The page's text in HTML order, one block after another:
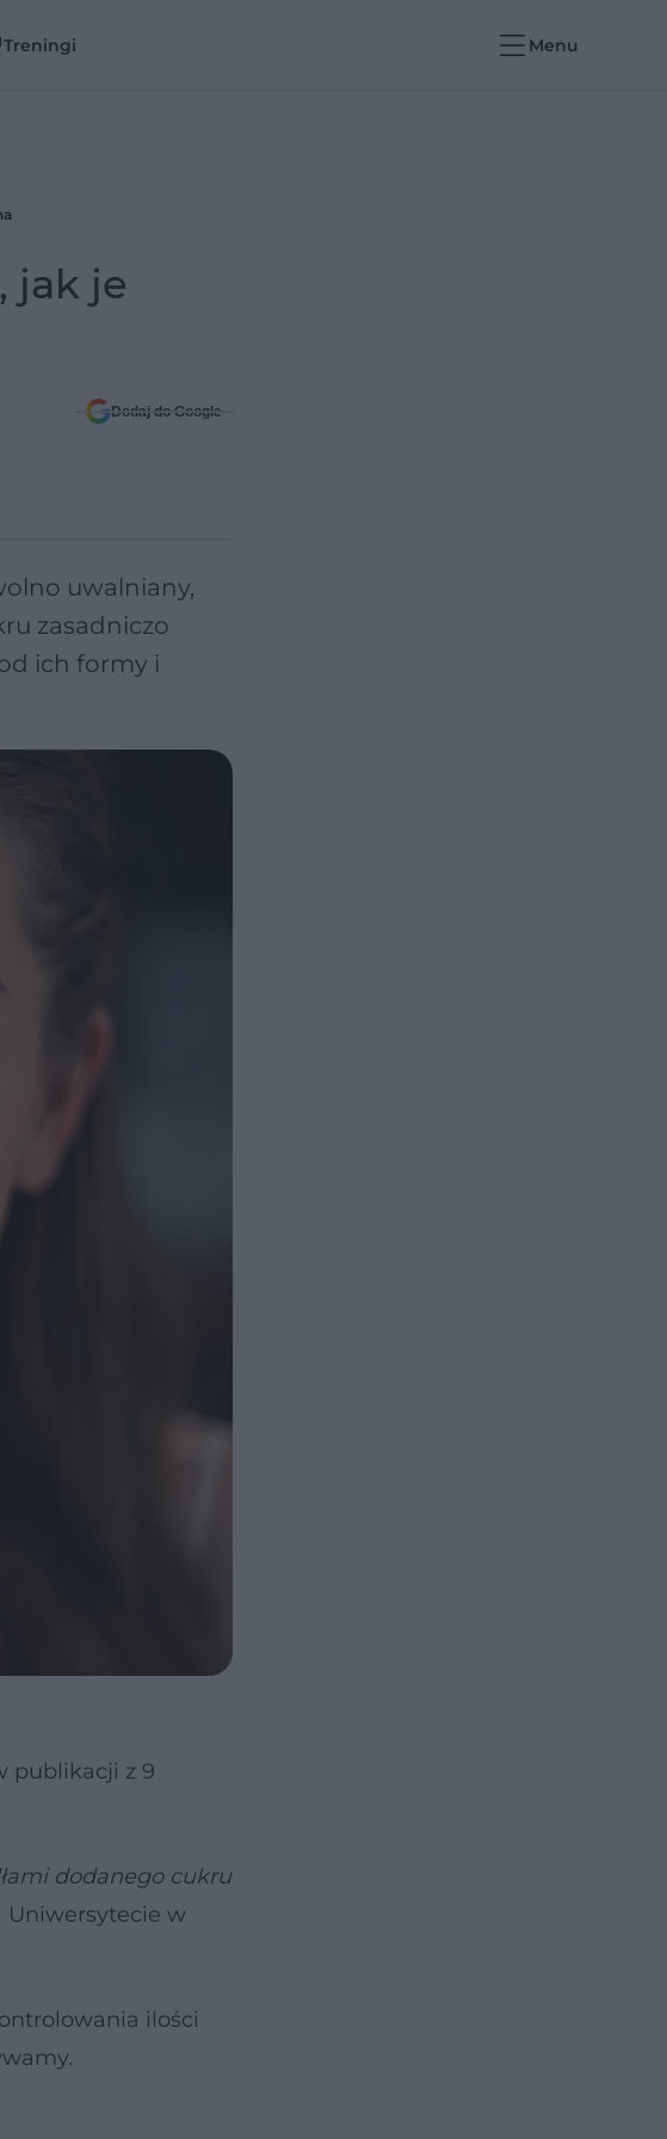
Treningi Menu
jak je
Dodaj do Google
uwalniany,
zasadniczo
ich formy i
publikacji z 9
dodanego cukru
Uniwersytecie w
ilości